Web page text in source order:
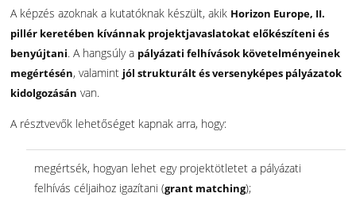
A képzés azoknak a kutatóknak készült, akik Horizon Europe, II.
pillér keretében kívánnak projektjavaslatokat előkészíteni és
benyújtani. A hangsúly a pályázati felhívások követelményeinek
megértésén, valamint jól strukturált és versenyképes pályázatok
kidolgozásán van.
A résztvevők lehetőséget kapnak arra, hogy:
megértsék, hogyan lehet egy projektötletet a pályázati
felhívás céljaihoz igazítani (grant matching);